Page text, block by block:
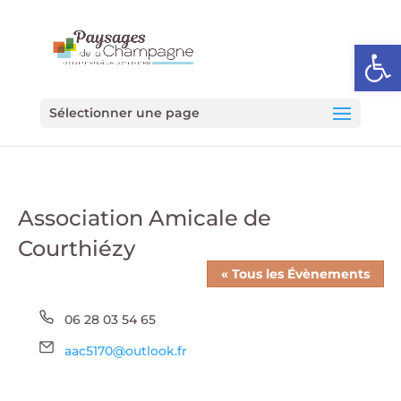
Ouvrir
Sélectionner une page
Association Amicale de
Courthiézy
« Tous les Évènements
Téléphone
06 28 03 54 65
Email
aac5170@outlook.fr